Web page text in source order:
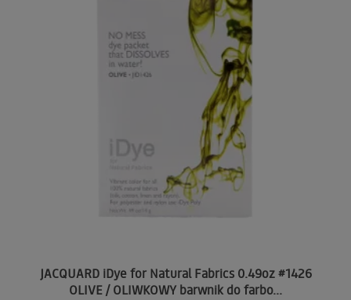
JACQUARD iDye for Natural Fabrics 0.49oz #1426
OLIVE / OLIWKOWY barwnik do farbo...